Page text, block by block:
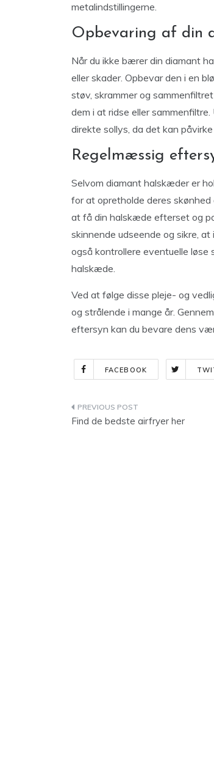
metalindstillingerne.
Opbevaring af din
Når du ikke bærer din diamant
eller skader. Opbevar den i en
støv, skrammer og
dem i at ridse eller
direkte sollys, da det kan
Regelmæssig
Selvom diamant halskæder er
for at opretholde deres
at få din halskæde efterset og
skinnende udseende og sikre,
også kontrollere eventuelle løse
halskæde.
Ved at følge disse pleje- og
og strålende i mange år.
eftersyn kan du bevare dens
FACEBOOK
Indlægsnavigation
Find de bedste airfryer her